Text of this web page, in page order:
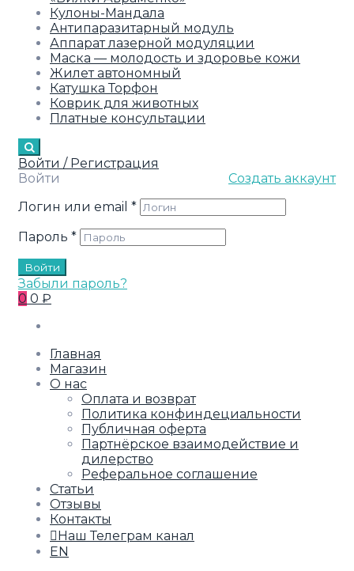
Кулоны-Мандала
Антипаразитарный модуль
Аппарат лазерной модуляции
Маска — молодость и здоровье кожи
Жилет автономный
Катушка Торфон
Коврик для животных
Платные консультации
Войти / Регистрация
Войти
Создать аккаунт
Логин или email *
Пароль *
Войти
Забыли пароль?
0 0 ₽
Главная
Магазин
О нас
Оплата и возврат
Политика конфиндециальности
Публичная оферта
Партнёрское взаимодействие и
дилерство
Реферальное соглашение
Статьи
Отзывы
Контакты
Наш Телеграм канал
EN